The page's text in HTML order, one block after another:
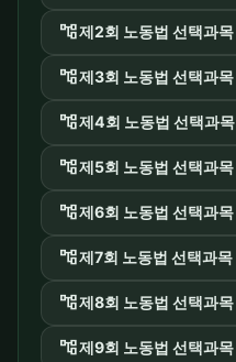
account_tree제2회 노동법 선택과목
account_tree제3회 노동법 선택과목
account_tree제4회 노동법 선택과목
account_tree제5회 노동법 선택과목
account_tree제6회 노동법 선택과목
account_tree제7회 노동법 선택과목
account_tree제8회 노동법 선택과목
account_tree제9회 노동법 선택과목